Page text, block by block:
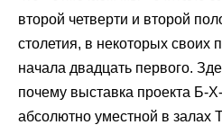
второй четверти и второй
столетия, в некоторых своих
начала двадцать первого.
почему выставка проекта Б-
абсолютно уместной в залах